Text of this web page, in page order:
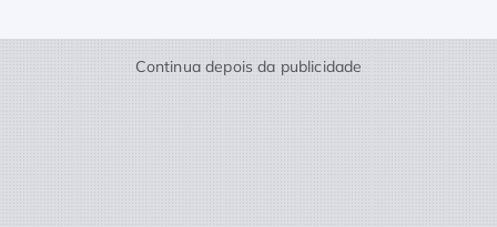
Continua depois da publicidade